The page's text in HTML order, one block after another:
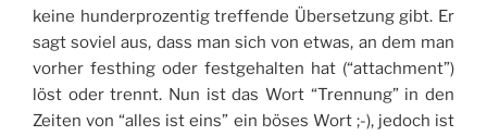
keine hunderprozentig treffende Übersetzung gibt. Er
sagt soviel aus, dass man sich von etwas, an dem man
vorher festhing oder festgehalten hat (“attachment”)
löst oder trennt. Nun ist das Wort “Trennung” in den
Zeiten von “alles ist eins” ein böses Wort ;-), jedoch ist